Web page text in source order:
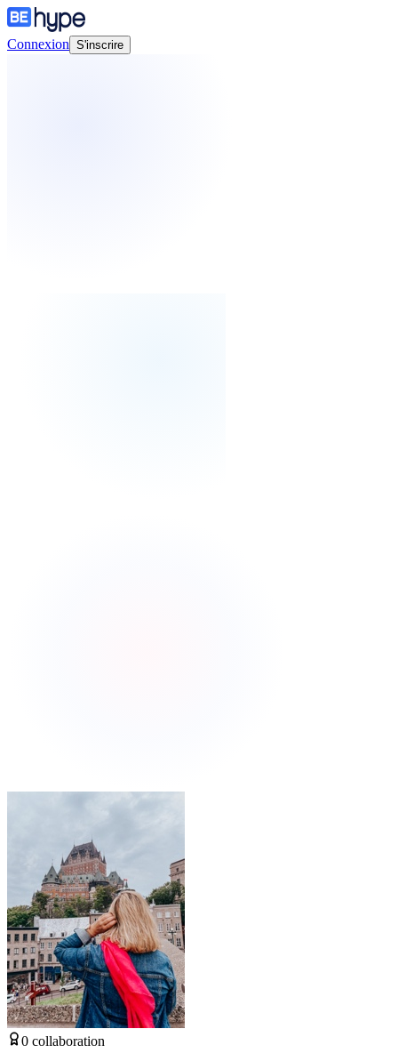
Connexion S'inscrire
0 collaboration